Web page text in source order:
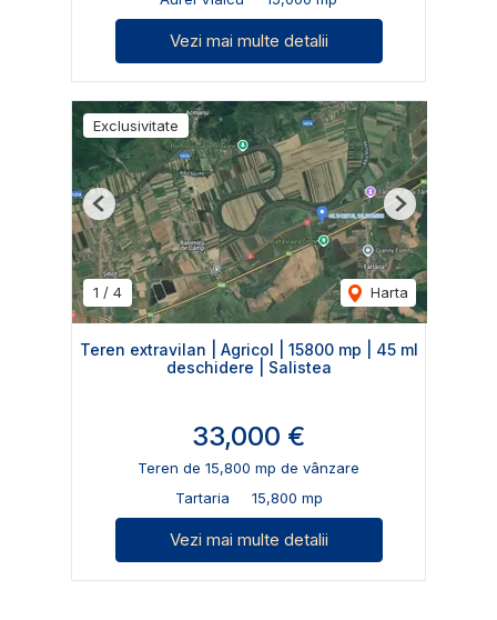
Vezi mai multe detalii
Exclusivitate
1 / 4 Harta
Previous Next
Teren extravilan | Agricol | 15800 mp | 45 ml
deschidere | Salistea
33,000 €
Teren de 15,800 mp de vânzare
Tartaria
15,800 mp
Vezi mai multe detalii